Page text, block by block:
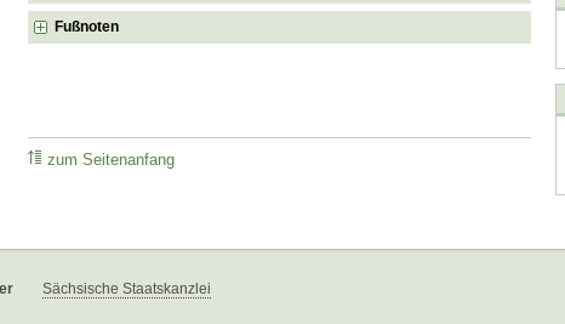
Fußnoten
zum Seitenanfang
Sächsische Staatskanzlei